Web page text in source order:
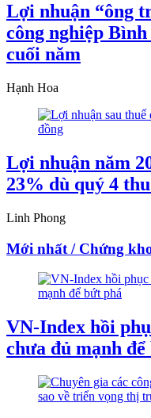
Lợi nhuận “ông
công nghiệp
cuối năm
Hạnh Hoa
Lợi nhuận năm
23% dù quý 4
Linh Phong
Mới nhất / Chứng
VN-Index hồi
chưa đủ mạnh